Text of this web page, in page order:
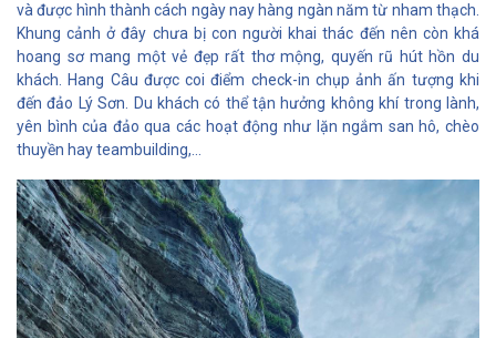
và được hình thành cách ngày nay hàng ngàn năm từ nham thạch.
Khung cảnh ở đây chưa bị con người khai thác đến nên còn khá
hoang sơ mang một vẻ đẹp rất thơ mộng, quyến rũ hút hồn du
khách. Hang Câu được coi điểm check-in chụp ảnh ấn tượng khi
đến đảo Lý Sơn. Du khách có thể tận hưởng không khí trong lành,
yên bình của đảo qua các hoạt động như lặn ngắm san hô, chèo
thuyền hay teambuilding,...